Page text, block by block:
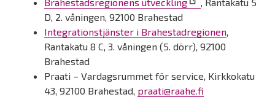
D, 2. våningen, 92100 Brahestad
Integrationstjänster i Brahestadregionen,
Rantakatu 8 C, 3. våningen (5. dörr), 92100
Brahestad
Praati – Vardagsrummet för service, Kirkkokatu
43, 92100 Brahestad, praati@raahe.fi